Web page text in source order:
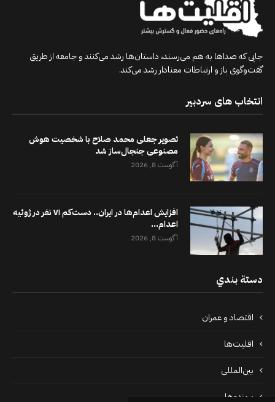
جایی که صداها به هم می‌رسند، داستان‌ها رشد می‌کنند و جامعه از طریق
گفت‌وگوی باز و ارتباطات معنادار رشد می‌کند.
انتخاب های سردبیر
تصویر جعلی محمد صلاح با شخصیت هوش
مصنوعی جنجال‌ساز شد
آگوست 8, 2026
افزایش اعدام‌ها در ایران.. دست‌کم ۷۱ نفر در ژوئیه
اعدام...
آگوست 8, 2026
دستة بندي
اقتصاد و عمران
اقلیت‌ها
بین‌المللی
پرونده‌ها